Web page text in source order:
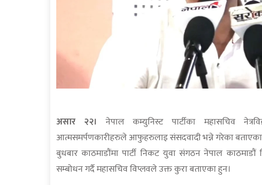
असार २२।नेपाल कम्युनिस्ट पार्टीका महासचिव
आत्मसमर्पणकारीहरुले आफुहरुलाइ संसदवादी भन्ने गरेका
बुधबार काठमाडौंमा पार्टी निकट युवा संगठन नेपाल काठमाडौं
सम्बोधन गर्दै महासचिव विप्लवले उक्त कुरा बताएका हुन।